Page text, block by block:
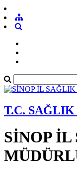
T.C.
SİNOP